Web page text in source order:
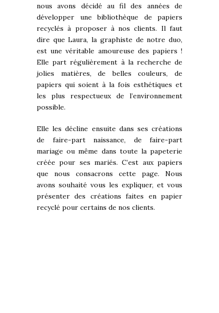
nous avons décidé au fil des années de
développer une bibliothèque de papiers
recyclés à proposer à nos clients. Il faut
dire que Laura, la graphiste de notre duo,
est une véritable amoureuse des papiers !
Elle part régulièrement à la recherche de
jolies matières, de belles couleurs, de
papiers qui soient à la fois esthétiques et
les plus respectueux de l’environnement
possible.
Elle les décline ensuite dans ses créations
de faire-part naissance, de faire-part
mariage ou même dans toute la papeterie
créée pour ses mariés. C’est aux papiers
que nous consacrons cette page. Nous
avons souhaité vous les expliquer, et vous
présenter des créations faites en papier
recyclé pour certains de nos clients.